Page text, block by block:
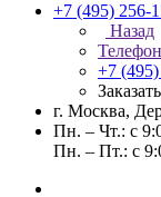
+7 (495) 256-
Назад
+7
г. Москва,
Пн. – Чт.: с
Пн. – Пт.: с